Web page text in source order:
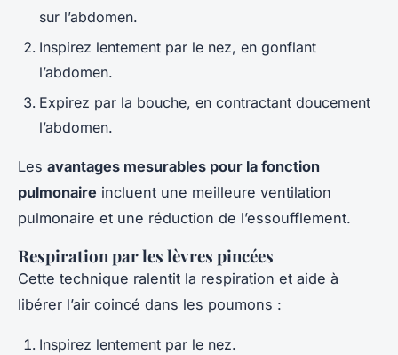
sur l’abdomen.
Inspirez lentement par le nez, en gonflant
l’abdomen.
Expirez par la bouche, en contractant doucement
l’abdomen.
Les avantages mesurables pour la fonction
pulmonaire incluent une meilleure ventilation
pulmonaire et une réduction de l’essoufflement.
Respiration par les lèvres pincées
Cette technique ralentit la respiration et aide à
libérer l’air coincé dans les poumons :
Inspirez lentement par le nez.